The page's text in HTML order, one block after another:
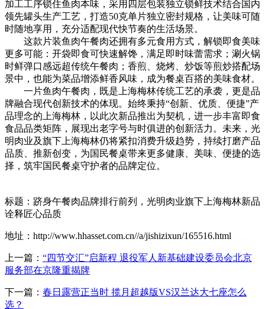
加工工序锁住鱼肉本味，采用四层包装独立锁鲜技术结合国内
领先罐头生产工艺，打造50克单片独立密封规格，让美味可随
时随地享用，充分适配现代快节奏的生活场景。
这款片装鱼肉午餐肉还拥有多元食用方式，解锁即食美味
更多可能：开袋即食可快速解馋，满足即时味蕾需求；涮火锅
时鲜弹口感远超传统午餐肉；香煎、烧烤、炒饭等煎炒搭配场
景中，也能为菜品增添鲜香风味，成为餐桌百搭的美味食材。
一片鱼肉午餐肉，既是上海梅林传统工艺的承袭，更是品
牌融合现代创新技术的体现。始终秉持“创新、优质、便捷”产
品理念的上海梅林，以此次新品推出为契机，进一步丰富即食
食品品类矩阵，展现出老字号与时俱进的创新活力。未来，光
明肉业及旗下上海梅林仍将紧扣消费升级趋势，持续打磨产品
品质、推新创变，为国民餐桌带来更多健康、美味、便捷的选
择，筑牢国民餐桌守护者的品牌定位。
标题：跻身午餐肉品牌排行前列，光明肉业旗下上海梅林新品
诠释匠心品质
地址：http://www.hhasset.com.cn//a/jishizixun/165516.html
上一篇： “四节交汇”启新程 退役军人新基础建设委员会北京
服务部在京隆重揭牌
下一篇： 春日露营正当时 揽月超越版VS汉兰达大七座怎么
选？